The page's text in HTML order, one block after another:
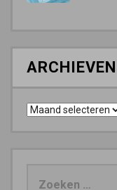
ARCHIEVEN
Archieven